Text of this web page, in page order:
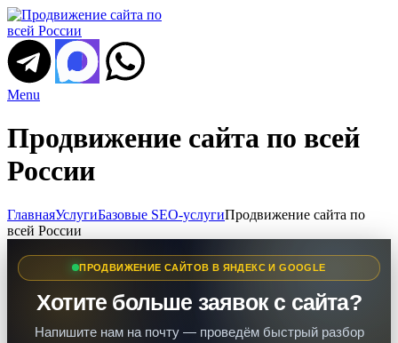
Menu
Продвижение сайта по всей
России
ГлавнаяУслугиБазовые SEO-услугиПродвижение сайта по
всей России
ПРОДВИЖЕНИЕ САЙТОВ В ЯНДЕКС И GOOGLE
Хотите больше заявок с сайта?
Напишите нам на почту — проведём быстрый разбор